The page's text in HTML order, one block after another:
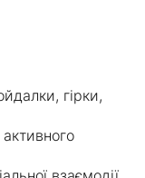
гірки,